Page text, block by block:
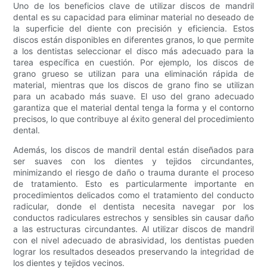
Uno de los beneficios clave de utilizar discos de mandril
dental es su capacidad para eliminar material no deseado de
la superficie del diente con precisión y eficiencia. Estos
discos están disponibles en diferentes granos, lo que permite
a los dentistas seleccionar el disco más adecuado para la
tarea específica en cuestión. Por ejemplo, los discos de
grano grueso se utilizan para una eliminación rápida de
material, mientras que los discos de grano fino se utilizan
para un acabado más suave. El uso del grano adecuado
garantiza que el material dental tenga la forma y el contorno
precisos, lo que contribuye al éxito general del procedimiento
dental.
Además, los discos de mandril dental están diseñados para
ser suaves con los dientes y tejidos circundantes,
minimizando el riesgo de daño o trauma durante el proceso
de tratamiento. Esto es particularmente importante en
procedimientos delicados como el tratamiento del conducto
radicular, donde el dentista necesita navegar por los
conductos radiculares estrechos y sensibles sin causar daño
a las estructuras circundantes. Al utilizar discos de mandril
con el nivel adecuado de abrasividad, los dentistas pueden
lograr los resultados deseados preservando la integridad de
los dientes y tejidos vecinos.